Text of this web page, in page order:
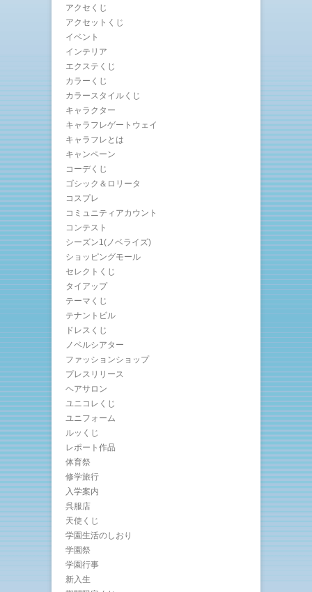
アクセくじ
アクセットくじ
イベント
インテリア
エクステくじ
カラーくじ
カラースタイルくじ
キャラクター
キャラフレゲートウェイ
キャラフレとは
キャンペーン
コーデくじ
ゴシック＆ロリータ
コスプレ
コミュニティアカウント
コンテスト
シーズン1(ノベライズ)
ショッピングモール
セレクトくじ
タイアップ
テーマくじ
テナントビル
ドレスくじ
ノベルシアター
ファッションショップ
プレスリリース
ヘアサロン
ユニコレくじ
ユニフォーム
ルッくじ
レポート作品
体育祭
修学旅行
入学案内
呉服店
天使くじ
学園生活のしおり
学園祭
学園行事
新入生